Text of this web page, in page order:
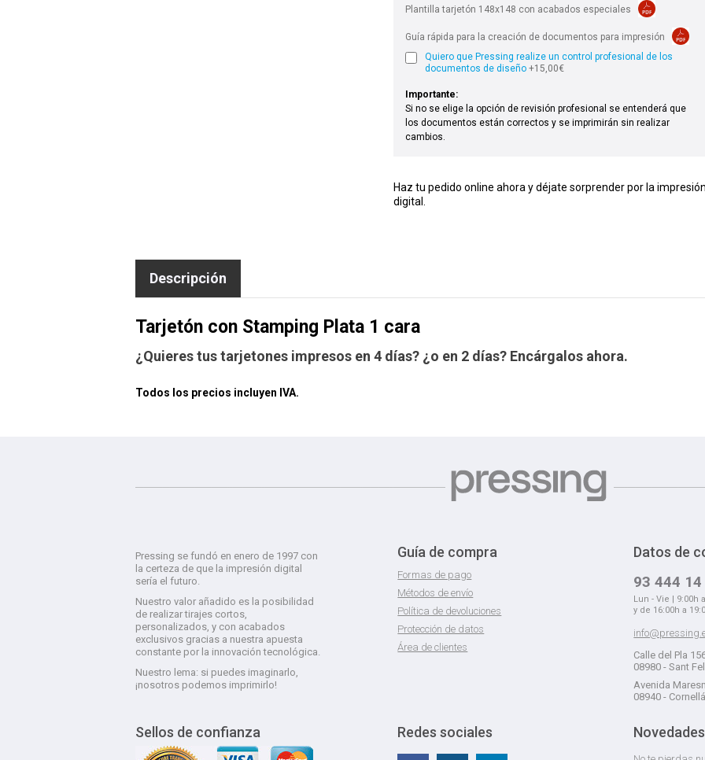
Plantilla tarjetón 148x148 con acabados especiales
Guía rápida para la creación de documentos para impresión
Quiero que Pressing realize un control profesional de los
documentos de diseño +15,00€
Importante:
Si no se elige la opción de revisión profesional se entenderá que
los documentos están correctos y se imprimirán sin realizar
cambios.
Haz tu pedido online ahora y déjate sorprender por la impresión
digital.
Descripción
Tarjetón con Stamping Plata 1 cara
¿Quieres tus tarjetones impresos en 4 días? ¿o en 2 días? Encárgalos ahora.
Todos los precios incluyen IVA.
Pressing se fundó en enero de 1997 con
la certeza de que la impresión digital
sería el futuro.
Nuestro valor añadido es la posibilidad
de realizar tirajes cortos,
personalizados, y con acabados
exclusivos gracias a nuestra apuesta
constante por la innovación tecnológica.
Nuestro lema: si puedes imaginarlo,
¡nosotros podemos imprimirlo!
Guía de compra
Formas de pago
Métodos de envío
Política de devoluciones
Protección de datos
Área de clientes
Datos de
93 444 14
Lun - Vie | 9:00h
y de 16:00h a
Calle del Pla
08980 - Sant
Avenida
08940 -
Sellos de confianza Redes sociales